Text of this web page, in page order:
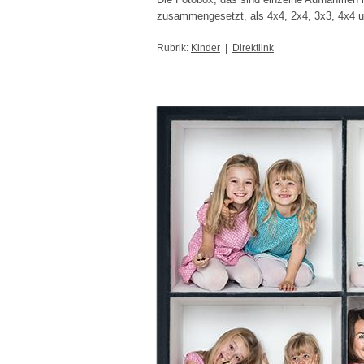
zusammengesetzt, als 4x4, 2x4, 3x3, 4x4
Rubrik: Kinder Direktlink